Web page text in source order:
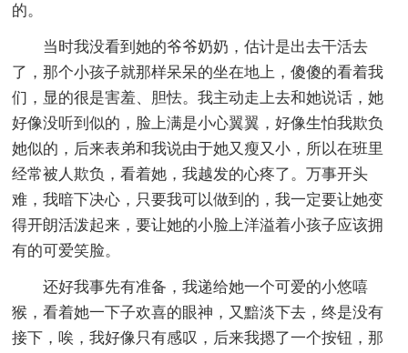
的。
当时我没看到她的爷爷奶奶，估计是出去干活去
了，那个小孩子就那样呆呆的坐在地上，傻傻的看着我
们，显的很是害羞、胆怯。我主动走上去和她说话，她
好像没听到似的，脸上满是小心翼翼，好像生怕我欺负
她似的，后来表弟和我说由于她又瘦又小，所以在班里
经常被人欺负，看着她，我越发的心疼了。万事开头
难，我暗下决心，只要我可以做到的，我一定要让她变
得开朗活泼起来，要让她的小脸上洋溢着小孩子应该拥
有的可爱笑脸。
还好我事先有准备，我递给她一个可爱的小悠嘻
猴，看着她一下子欢喜的眼神，又黯淡下去，终是没有
接下，唉，我好像只有感叹，后来我摁了一个按钮，那